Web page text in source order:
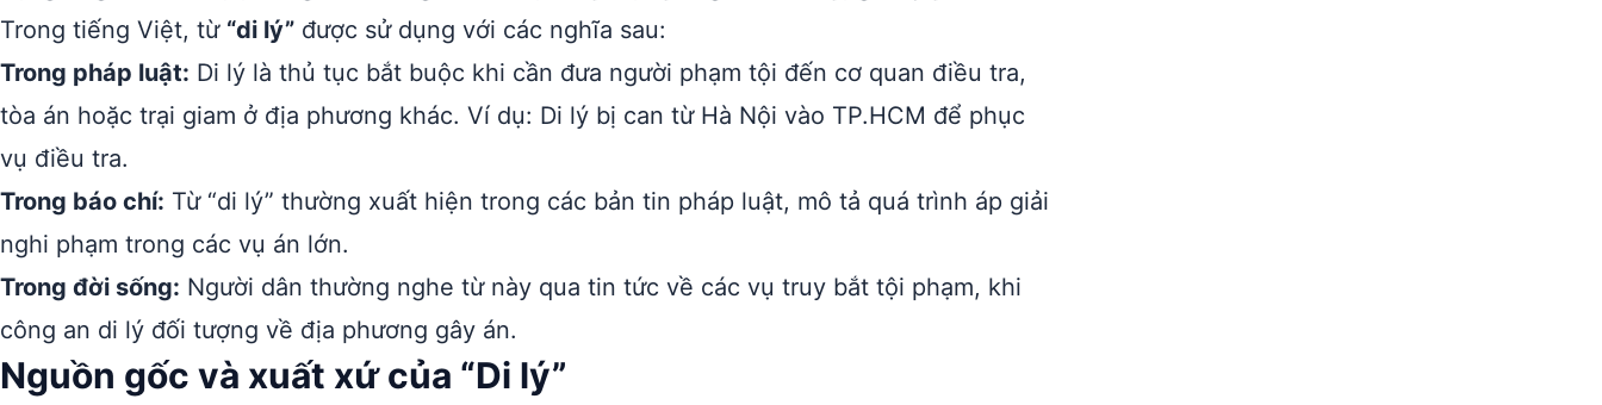
Trong tiếng Việt, từ “di lý” được sử dụng với các nghĩa sau:
Trong pháp luật: Di lý là thủ tục bắt buộc khi cần đưa người phạm tội đến cơ quan điều tra,
tòa án hoặc trại giam ở địa phương khác. Ví dụ: Di lý bị can từ Hà Nội vào TP.HCM để phục
vụ điều tra.
Trong báo chí: Từ “di lý” thường xuất hiện trong các bản tin pháp luật, mô tả quá trình áp giải
nghi phạm trong các vụ án lớn.
Trong đời sống: Người dân thường nghe từ này qua tin tức về các vụ truy bắt tội phạm, khi
công an di lý đối tượng về địa phương gây án.
Nguồn gốc và xuất xứ của “Di lý”